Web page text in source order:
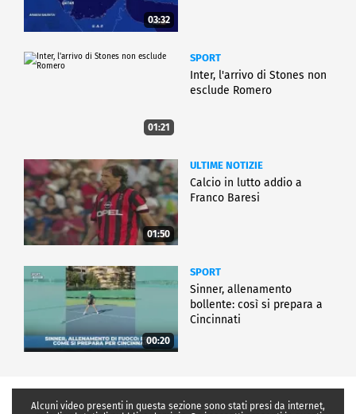
03:32
01:21
SPORT
Inter, l'arrivo di Stones non
esclude Romero
01:50
ULTIME NOTIZIE
Calcio in lutto addio a
Franco Baresi
00:20
SPORT
Sinner, allenamento
bollente: così si prepara a
Cincinnati
Alcuni video presenti in questa sezione sono stati presi da internet,